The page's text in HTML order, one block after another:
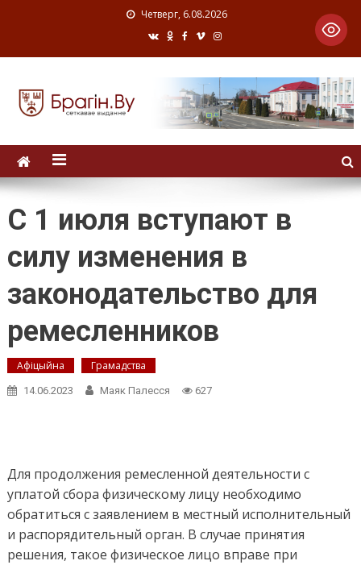
Четверг, 6.08.2026
С 1 июля вступают в
силу изменения в
законодательство для
ремесленников
Афіцыйна Грамадства
14.06.2023 Маяк Палесся 627
Для продолжения ремесленной деятельности с
уплатой сбора физическому лицу необходимо
обратиться с заявлением в местный исполнительный
и распорядительный орган. В случае принятия
решения, такое физическое лицо вправе при